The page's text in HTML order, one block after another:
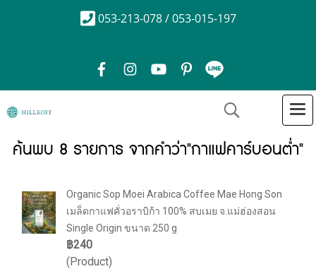
053-213-078 / 053-015-197
ค้นพบ 8 รายการ จากคำว่า"กาแฟคาร์บอนต่ำ"
Organic Sop Moei Arabica Coffee Mae Hong Son
เมล็ดกาแฟคั่วอราบิก้า 100% สบเมย จ.แม่ฮ่องสอน
Single Origin ขนาด 250 g
฿240
(Product)